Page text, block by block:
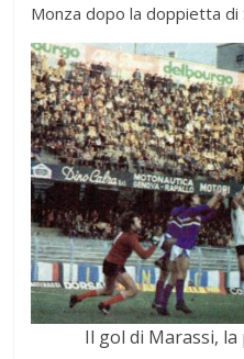
Monza dopo la doppietta di
Il gol di Marassi,